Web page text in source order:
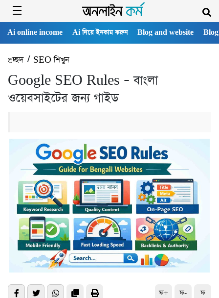
Ai online income Ai দিয়ে ইনকাম করুন Blog and website
প্রচ্ছদ/ SEO শিখুন
Google SEO Rules – বাংলা
ওয়েবসাইটের জন্য গাইড
ফ+ ফ- ফ